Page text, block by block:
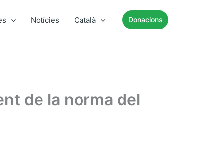
Notícies Català Donacions
de la norma del